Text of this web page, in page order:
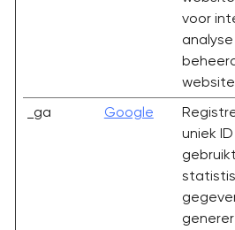
voor
_ga Google
uniek